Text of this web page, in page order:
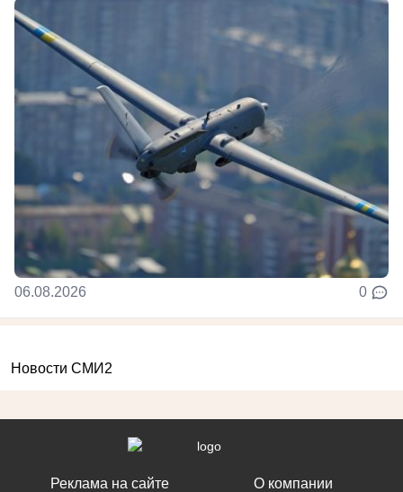
06.08.2026 0
Новости СМИ2
Реклама на сайте
О компании